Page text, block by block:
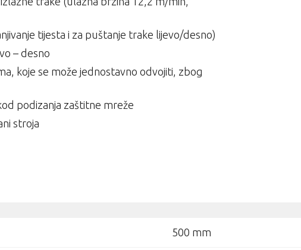
tijesta i za puštanje trake lijevo/desno)
– desno
koje se može jednostavno odvojiti, zbog
podizanja zaštitne mreže
stroja
500 mm